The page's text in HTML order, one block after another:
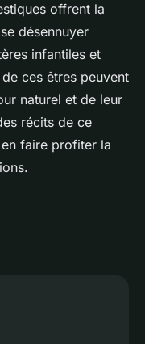
offrent la
désennuyer
infantiles et
ces êtres peuvent
naturel et de leur
récits de ce
faire profiter la